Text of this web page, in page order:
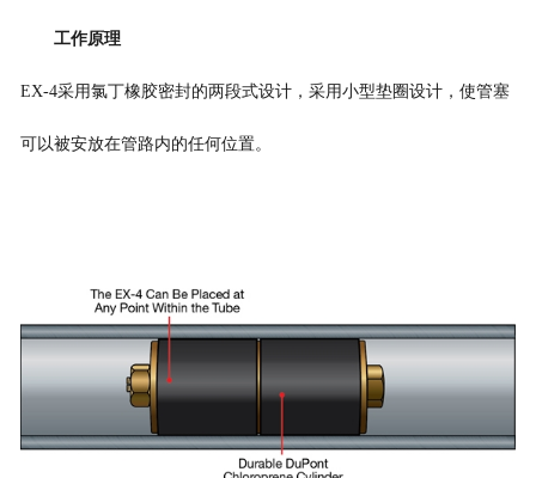
工作原理
EX-4采用氯丁橡胶密封的两段式设计，采用小型垫圈设计， 使管塞
可以被安放在管路内的任何位置。